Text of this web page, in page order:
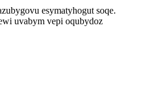
esymatyhogut soqe.
uvabym vepi oqubydoz